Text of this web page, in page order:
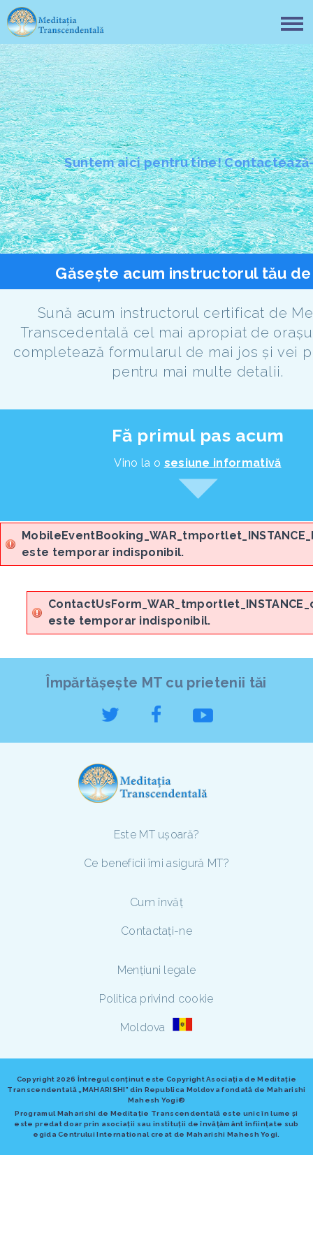
Suntem aici pentru tine!
Găsește acum instructorul tău
Sună acum instructorul certificat de
Transcedentală cel mai apropiat de
completează formularul de mai jos și vei
pentru mai multe detalii.
Fă primul pas acum
Vino la o sesiune informativă
este temporar indisponibil.
este temporar indisponibil.
Împărtășește MT cu prietenii tăi
Este MT ușoară?
Ce beneficii îmi asigură MT?
Cum învăț
Contactați-ne
Mențiuni legale
Politica privind cookie
Moldova
Copyright 2026 Întregul conținut este Copyright Asociația de Meditație
Transcendentală „MAHARISHI" din Republica Moldova fondată de Maharishi
Mahesh Yogi®
Programul Maharishi de Meditație Transcendentală este unic în lume și
este predat doar prin asociații sau instituții de învățământ înființate sub
egida Centrului International creat de Maharishi Mahesh Yogi.